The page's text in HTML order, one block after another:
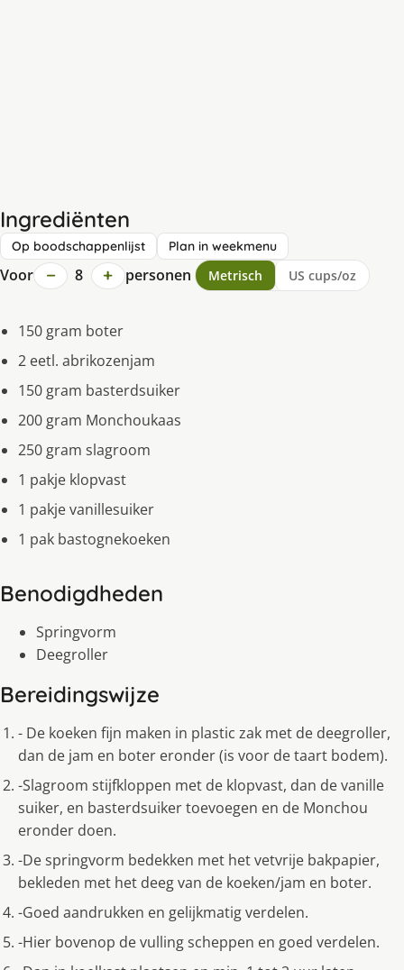
Ingrediënten
Op boodschappenlijst Plan in weekmenu
Voor − 8 + personen Metrisch US cups/oz
150 gram boter
2 eetl. abrikozenjam
150 gram basterdsuiker
200 gram Monchoukaas
250 gram slagroom
1 pakje klopvast
1 pakje vanillesuiker
1 pak bastognekoeken
Benodigdheden
Springvorm
Deegroller
Bereidingswijze
- De koeken fijn maken in plastic zak met de deegroller,
dan de jam en boter eronder (is voor de taart bodem).
-Slagroom stijfkloppen met de klopvast, dan de vanille
suiker, en basterdsuiker toevoegen en de Monchou
eronder doen.
-De springvorm bedekken met het vetvrije bakpapier,
bekleden met het deeg van de koeken/jam en boter.
-Goed aandrukken en gelijkmatig verdelen.
-Hier bovenop de vulling scheppen en goed verdelen.